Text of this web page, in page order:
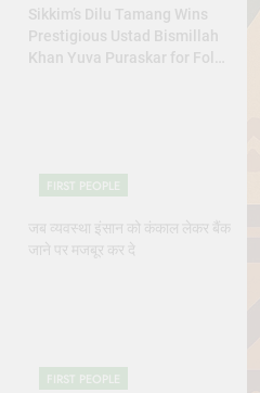
Sikkim’s Dilu Tamang Wins
Prestigious Ustad Bismillah
Khan Yuva Puraskar for Folk
FIRST PEOPLE
जब व्यवस्था इंसान को कंकाल लेकर बैंक
जाने पर मजबूर कर दे
FIRST PEOPLE